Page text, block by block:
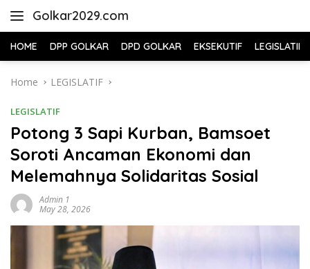
Golkar2029.com
HOME DPP GOLKAR DPD GOLKAR EKSEKUTIF LEGISLATIF
Home LEGISLATIF
LEGISLATIF
Potong 3 Sapi Kurban, Bamsoet
Soroti Ancaman Ekonomi dan
Melemahnya Solidaritas Sosial
Admin 1
May 28, 2026